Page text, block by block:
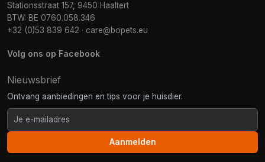
Stationsstraat 157, 9450 Haaltert
BTW: BE 0760.058.346
+32 (0)53 839 642 · care@bopets.eu
Volg ons op Facebook
Nieuwsbrief
Ontvang aanbiedingen en tips voor je huisdier.
Aanmelden